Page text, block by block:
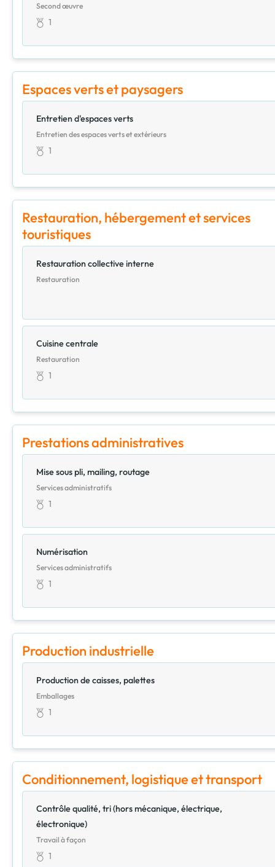
Second œuvre
1
Espaces verts et paysagers
Entretien d'espaces verts
Entretien des espaces verts et extérieurs
1
Restauration, hébergement et services
touristiques
Restauration collective interne
Restauration
Cuisine centrale
Restauration
1
Prestations administratives
Mise sous pli, mailing, routage
Services administratifs
1
Numérisation
Services administratifs
1
Production industrielle
Production de caisses, palettes
Emballages
1
Conditionnement, logistique et transport
Contrôle qualité, tri (hors mécanique, électrique,
électronique)
Travail à façon
1